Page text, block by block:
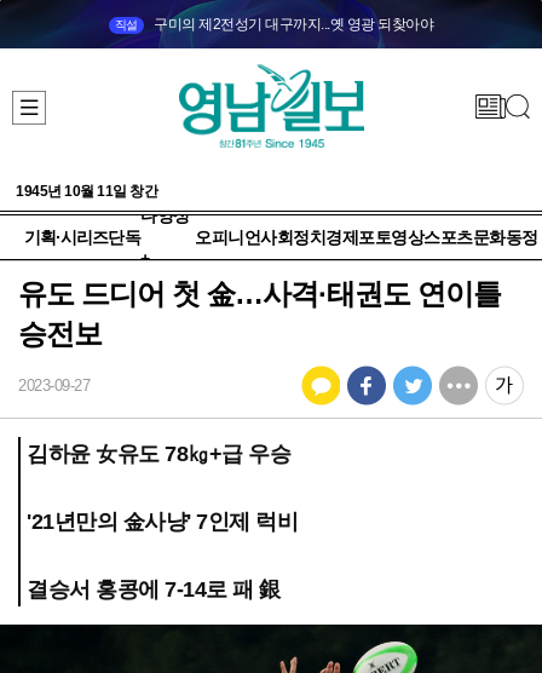
직설 구미의 제2전성기 대구까지...옛 영광 되찾아야
1945년 10월 11일 창간
기획·시리즈단독
다양성
+
오피니언사회정치 경제 포토영상스포츠문화동정
유도 드디어 첫 金…사격·태권도 연이틀
승전보
2023-09-27
김하윤 女유도 78㎏+급 우승
'21년만의 金사냥' 7인제 럭비
결승서 홍콩에 7-14로 패 銀